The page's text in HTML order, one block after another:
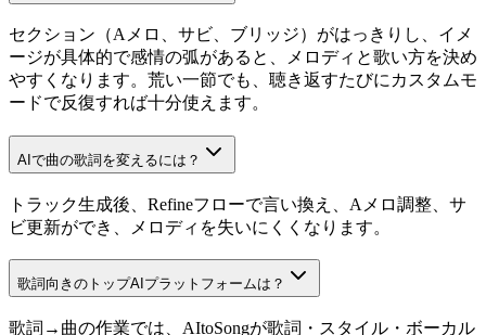
セクション（Aメロ、サビ、ブリッジ）がはっきりし、イメ
ージが具体的で感情の弧があると、メロディと歌い方を決め
やすくなります。荒い一節でも、聴き返すたびにカスタムモ
ードで反復すれば十分使えます。
AIで曲の歌詞を変えるには？
トラック生成後、Refineフローで言い換え、Aメロ調整、サ
ビ更新ができ、メロディを失いにくくなります。
歌詞向きのトップAIプラットフォームは？
歌詞→曲の作業では、AItoSongが歌詞・スタイル・ボーカル